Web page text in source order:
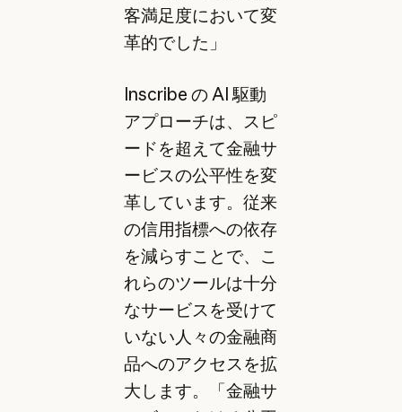
客満足度において変
革的でした」
Inscribe の AI 駆動
アプローチは、スピ
ードを超えて金融サ
ービスの公平性を変
革しています。従来
の信用指標への依存
を減らすことで、こ
れらのツールは十分
なサービスを受けて
いない人々の金融商
品へのアクセスを拡
大します。「金融サ